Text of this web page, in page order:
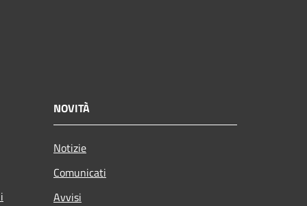
NOVITÀ
Notizie
Comunicati
Avvisi